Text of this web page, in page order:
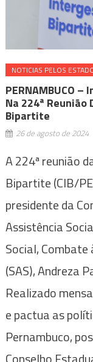
NOTICIAS PELOS
PERNAMBUCO
Na 224ª
Bipartite
26 de agosto de 2024
A 224ª reunião
Bipartite (CIB/
presidente da
Assistência
Social,
(SAS), Andreza
Realizado
e pactua as
Pernambuco,